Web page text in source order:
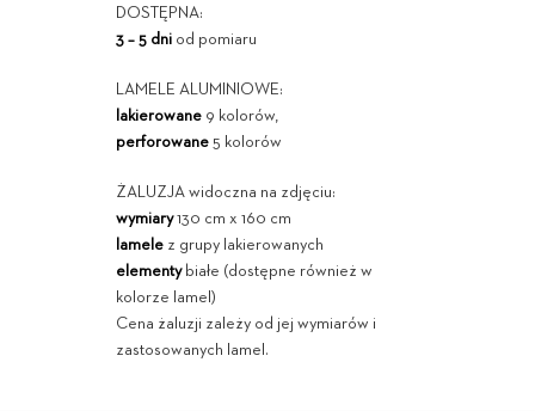
DOSTĘPNA:
3 – 5 dniod pomiaru
LAMELE ALUMINIOWE:
lakierowane9 kolorów,
perforowane5 kolorów
ŻALUZJA widoczna na zdjęciu:
wymiary130 cm x 160 cm
lamelez grupy lakierowanych
elementybiałe (dostępne również w
kolorze lamel)
Cena żaluzji zależy od jej wymiarów i
zastosowanych lamel.